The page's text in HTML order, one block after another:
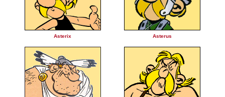
Asterix Asterus